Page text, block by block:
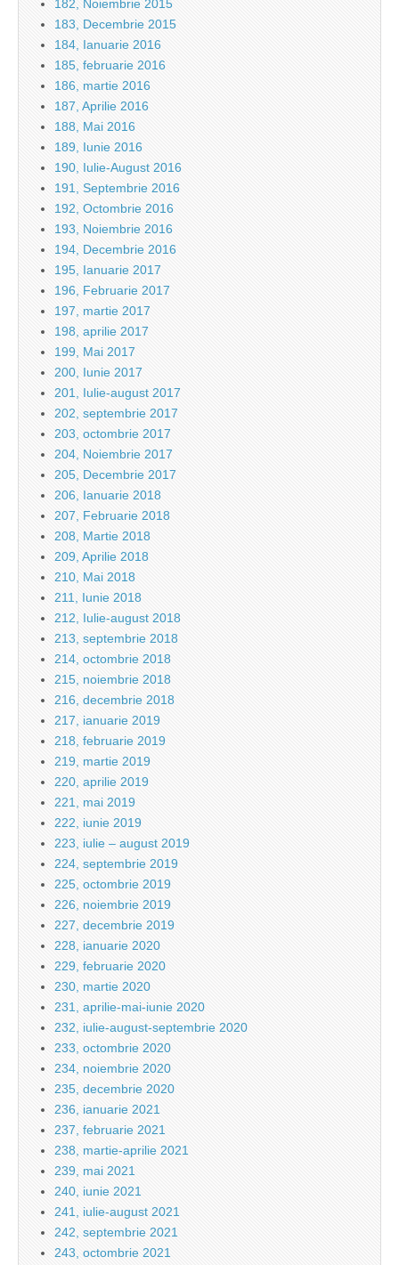
182, Noiembrie 2015
183, Decembrie 2015
184, Ianuarie 2016
185, februarie 2016
186, martie 2016
187, Aprilie 2016
188, Mai 2016
189, Iunie 2016
190, Iulie-August 2016
191, Septembrie 2016
192, Octombrie 2016
193, Noiembrie 2016
194, Decembrie 2016
195, Ianuarie 2017
196, Februarie 2017
197, martie 2017
198, aprilie 2017
199, Mai 2017
200, Iunie 2017
201, Iulie-august 2017
202, septembrie 2017
203, octombrie 2017
204, Noiembrie 2017
205, Decembrie 2017
206, Ianuarie 2018
207, Februarie 2018
208, Martie 2018
209, Aprilie 2018
210, Mai 2018
211, Iunie 2018
212, Iulie-august 2018
213, septembrie 2018
214, octombrie 2018
215, noiembrie 2018
216, decembrie 2018
217, ianuarie 2019
218, februarie 2019
219, martie 2019
220, aprilie 2019
221, mai 2019
222, iunie 2019
223, iulie – august 2019
224, septembrie 2019
225, octombrie 2019
226, noiembrie 2019
227, decembrie 2019
228, ianuarie 2020
229, februarie 2020
230, martie 2020
231, aprilie-mai-iunie 2020
232, iulie-august-septembrie 2020
233, octombrie 2020
234, noiembrie 2020
235, decembrie 2020
236, ianuarie 2021
237, februarie 2021
238, martie-aprilie 2021
239, mai 2021
240, iunie 2021
241, iulie-august 2021
242, septembrie 2021
243, octombrie 2021